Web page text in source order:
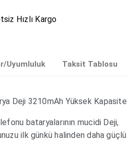
Hızlı Kargo
Uyumluluk Taksit Tablosu
Deji 3210mAh Yüksek Kapasite
bataryalarının mucidi Deji,
ilk günkü halinden daha güçlü